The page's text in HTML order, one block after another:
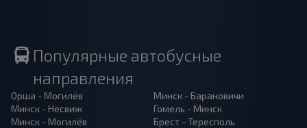
Популярные автобусные
направления
Орша - Могилёв
Минск - Несвиж
Минск - Могилёв
Минск - Барановичи
Гомель - Минск
Брест - Тересполь